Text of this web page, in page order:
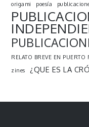
origami
poesía
RELATO BREVE EN PUERTO
zines
¿QUE ES LA